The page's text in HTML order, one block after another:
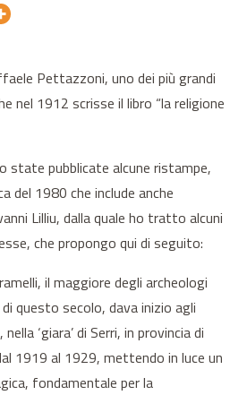
Pettazzoni, uno dei più grandi
nel 1912 scrisse il libro “la religione
state pubblicate alcune ristampe,
del 1980 che include anche
Lilliu, dalla quale ho tratto alcuni
che propongo qui di seguito:
il maggiore degli archeologi
questo secolo, dava inizio agli
‘giara’ di Serri, in provincia di
1919 al 1929, mettendo in luce un
fondamentale per la